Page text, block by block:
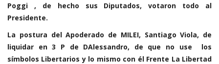
Poggi , de hecho sus Diputados, votaron todo al
Presidente.
La postura del Apoderado de MILEI, Santiago Viola, de
liquidar en 3 P de DAlessandro, de que no use los
símbolos Libertarios y lo mismo con él Frente La Libertad